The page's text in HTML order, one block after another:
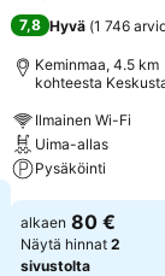
7,8 Hyvä (1 746
Keminmaa, 4.5 km
kohteesta
Ilmainen Wi-Fi
Uima-allas
Pysäköinti
Katso hinnat
alkaen 80 €
Näytä hinnat 2
sivustolta